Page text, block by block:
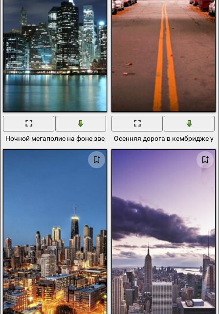
Ночной мегаполис на фоне звездного небаОсенняя дорога в кембридже